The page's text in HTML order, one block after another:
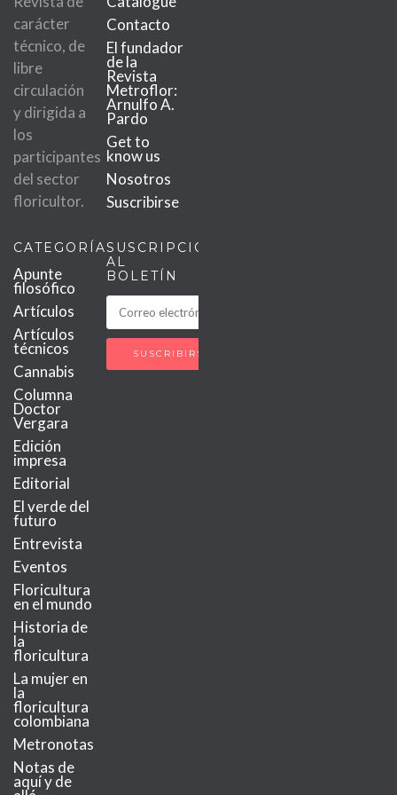
carácter
técnico, de
libre
circulación
y dirigida a
los
participantes
del sector
floricultor.
Contacto
El fundador
de la
Revista
Metroflor:
Arnulfo A.
Pardo
Get to
know us
Nosotros
Suscribirse
CATEGORÍAS
Apunte
filosófico
Artículos
Artículos
técnicos
Cannabis
Columna
Doctor
Vergara
Edición
impresa
Editorial
El verde del
futuro
Entrevista
Eventos
Floricultura
en el mundo
Historia de
la
floricultura
La mujer en
la
floricultura
colombiana
Metronotas
Notas de
aquí y de
SUSCRIPCIÓN
AL
BOLETÍN